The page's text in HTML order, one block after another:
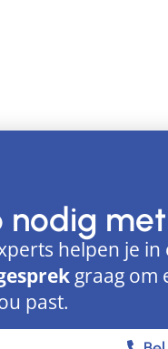
nodig
helpen je in
graag om
past.